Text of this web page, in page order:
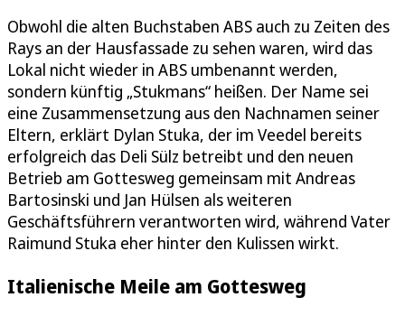
Obwohl die alten Buchstaben ABS auch zu Zeiten des
Rays an der Hausfassade zu sehen waren, wird das
Lokal nicht wieder in ABS umbenannt werden,
sondern künftig „Stukmans“ heißen. Der Name sei
eine Zusammensetzung aus den Nachnamen seiner
Eltern, erklärt Dylan Stuka, der im Veedel bereits
erfolgreich das Deli Sülz betreibt und den neuen
Betrieb am Gottesweg gemeinsam mit Andreas
Bartosinski und Jan Hülsen als weiteren
Geschäftsführern verantworten wird, während Vater
Raimund Stuka eher hinter den Kulissen wirkt.
Italienische Meile am Gottesweg